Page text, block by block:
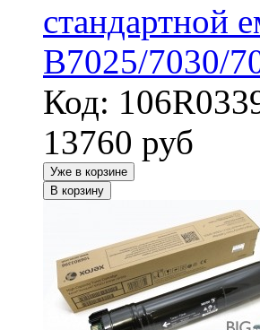
стандартной
B7025/7030/
Код:
13760 руб
Уже в корзине
В корзину